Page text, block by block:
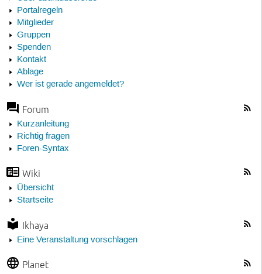
Portalregeln
Mitglieder
Gruppen
Spenden
Kontakt
Ablage
Wer ist gerade angemeldet?
Forum
Kurzanleitung
Richtig fragen
Foren-Syntax
Wiki
Übersicht
Startseite
Ikhaya
Eine Veranstaltung vorschlagen
Planet